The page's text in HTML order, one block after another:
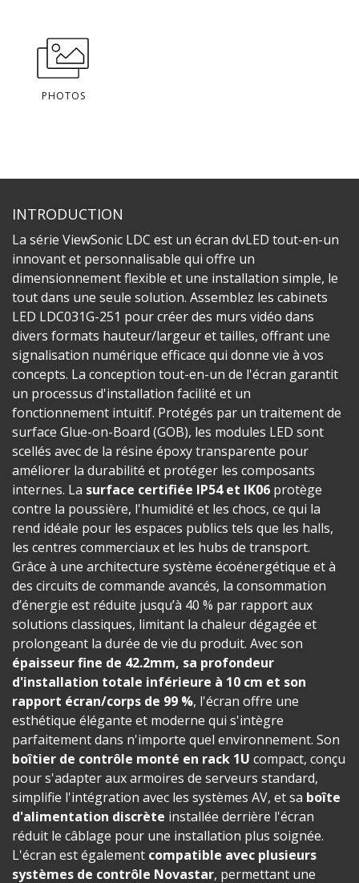
PHOTOS
INTRODUCTION
La série ViewSonic LDC est un écran dvLED tout-en-un
innovant et personnalisable qui offre un
dimensionnement flexible et une installation simple, le
tout dans une seule solution. Assemblez les cabinets
LED LDC031G-251 pour créer des murs vidéo dans
divers formats hauteur/largeur et tailles, offrant une
signalisation numérique efficace qui donne vie à vos
concepts. La conception tout-en-un de l'écran garantit
un processus d'installation facilité et un
fonctionnement intuitif. Protégés par un traitement de
surface Glue-on-Board (GOB), les modules LED sont
scellés avec de la résine époxy transparente pour
améliorer la durabilité et protéger les composants
internes. La surface certifiée IP54 et IK06 protège
contre la poussière, l'humidité et les chocs, ce qui la
rend idéale pour les espaces publics tels que les halls,
les centres commerciaux et les hubs de transport.
Grâce à une architecture système écoénergétique et à
des circuits de commande avancés, la consommation
d’énergie est réduite jusqu’à 40 % par rapport aux
solutions classiques, limitant la chaleur dégagée et
prolongeant la durée de vie du produit. Avec son
épaisseur fine de 42.2mm, sa profondeur
d'installation totale inférieure à 10 cm et son
rapport écran/corps de 99 %, l'écran offre une
esthétique élégante et moderne qui s'intègre
parfaitement dans n'importe quel environnement. Son
boîtier de contrôle monté en rack 1U compact, conçu
pour s'adapter aux armoires de serveurs standard,
simplifie l'intégration avec les systèmes AV, et sa boîte
d'alimentation discrète installée derrière l'écran
réduit le câblage pour une installation plus soignée.
L'écran est également compatible avec plusieurs
systèmes de contrôle Novastar, permettant une